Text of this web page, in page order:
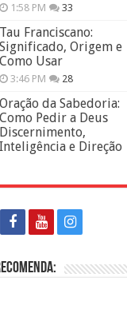
1:58 PM 33
Tau Franciscano:
Significado, Origem e
Como Usar
3:46 PM 28
Oração da Sabedoria:
Como Pedir a Deus
Discernimento,
Inteligência e Direção